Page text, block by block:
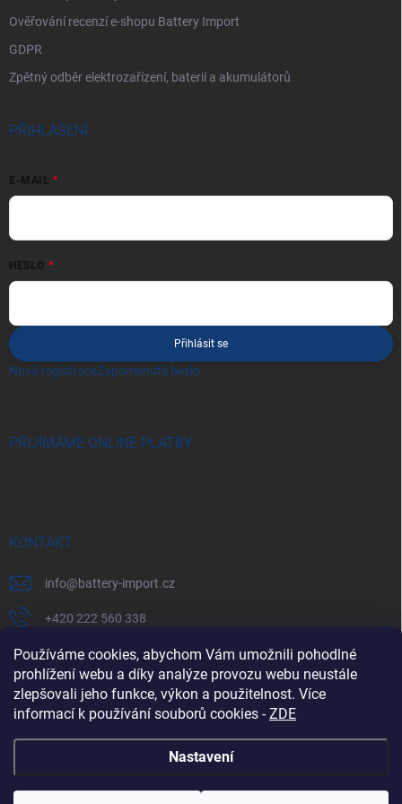
Používáme cookies, abychom Vám umožnili pohodlné
prohlížení webu a díky analýze provozu webu neustále
zlepšovali jeho funkce, výkon a použitelnost. Více
informací k používání souborů cookies -ZDE
Nastavení
Ověřování recenzí e-shopu Battery Import
GDPR
Zpětný odběr elektrozařízení, baterií a akumulátorů
PŘIHLÁŠENÍ
E-MAIL
HESLO
Přihlásit se
Nová registraceZapomenuté heslo
PŘIJÍMÁME ONLINE PLATBY
KONTAKT
info@battery-import.cz
+420 222 560 338
+420 774 969 705
Zboží.cz Heureka.cz Battery Import SK REKLAMACE